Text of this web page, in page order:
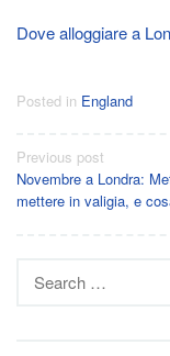
Dove alloggiare a
Posted in England
Post
navigation
Previous post
Novembre a Londra:
mettere in valigia, e